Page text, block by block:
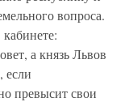
вопроса.
а князь Львов
если
превысит свои